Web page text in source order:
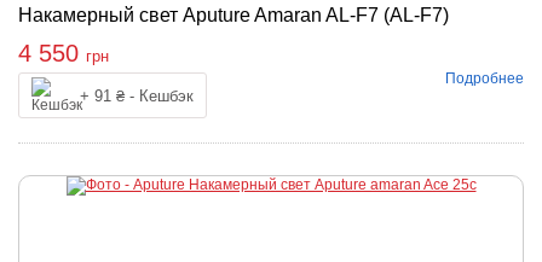
Накамерный свет Aputure Amaran AL-F7 (AL-F7)
4 550 грн
+ 91 ₴ - Кешбэк
Подробнее